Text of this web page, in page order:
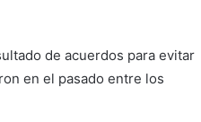
de acuerdos para evitar
en el pasado entre los